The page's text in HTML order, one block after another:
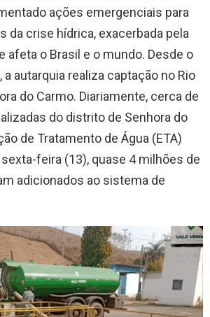
ações emergenciais para
da crise hídrica, exacerbada pela
afeta o Brasil e o mundo. Desde o
autarquia realiza captação no Rio
do Carmo. Diariamente, cerca de
do distrito de Senhora do
de Tratamento de Água (ETA)
feira (13), quase 4 milhões de
adicionados ao sistema de